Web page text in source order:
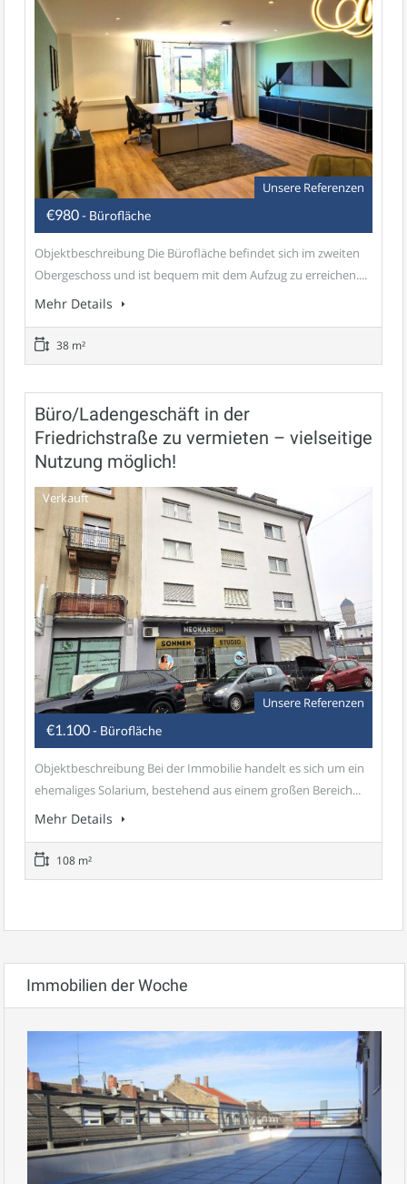
Unsere Referenzen
€980- Bürofläche
Objektbeschreibung Die Bürofläche befindet sich im zweiten
Obergeschoss und ist bequem mit dem Aufzug zu erreichen....
Mehr Details
38 m²
Büro/Ladengeschäft in der
Friedrichstraße zu vermieten – vielseitige
Nutzung möglich!
Verkauft
Unsere Referenzen
€1.100- Bürofläche
Objektbeschreibung Bei der Immobilie handelt es sich um ein
ehemaliges Solarium, bestehend aus einem großen Bereich...
Mehr Details
108 m²
Immobilien der Woche